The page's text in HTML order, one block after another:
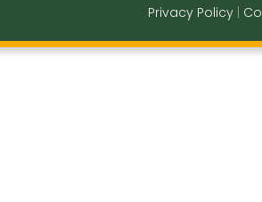
Privacy Policy